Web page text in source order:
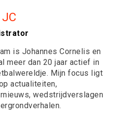
is Johannes Cornelis en
meer dan 20 jaar actief in
Mijn focus ligt
actualiteiten,
wedstrijdverslagen